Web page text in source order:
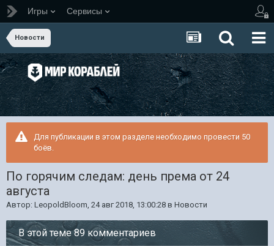
Игры Сервисы
Новости
Для публикации в этом разделе необходимо провести 50
боёв.
По горячим следам: день према от 24
августа
Автор: LeopoldBloom, 24 авг 2018, 13:00:28 в Новости
В этой теме 89 комментариев